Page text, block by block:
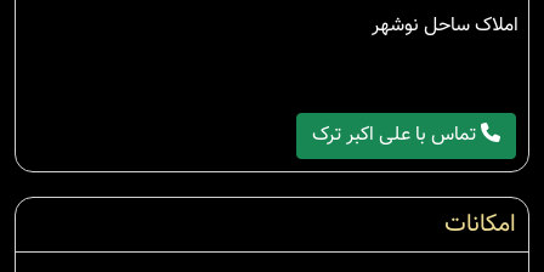
املاک ساحل نوشهر
تماس با علی اکبر ترک
امکانات